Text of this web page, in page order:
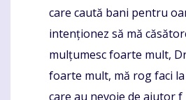
care caută bani pentru
intenționez să mă
mulțumesc foarte mult,
foarte mult, mă rog faci
care au nevoie de ajutor